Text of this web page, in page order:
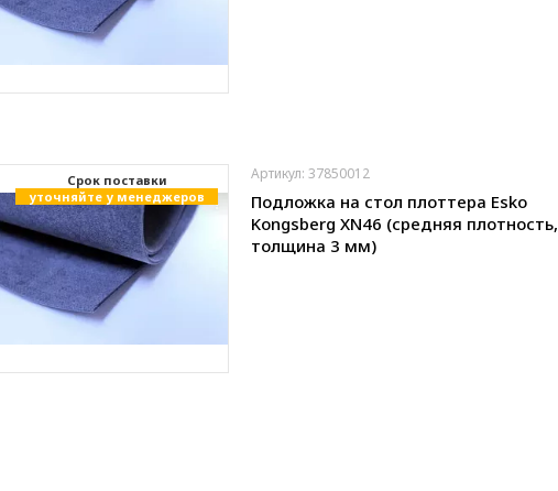
Cрок поставки
уточняйте у менеджеров
Артикул: 37850012
Подложка на стол плоттера Esko
Kongsberg XN46 (средняя плотность,
толщина 3 мм)